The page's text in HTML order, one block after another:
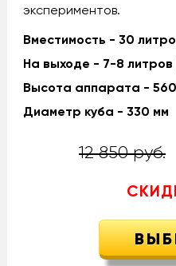
экспериментов.
Вместимость - 30
На выходе - 7-8 литров
Высота аппарата -
Диаметр куба - 330 мм
12 850 руб.